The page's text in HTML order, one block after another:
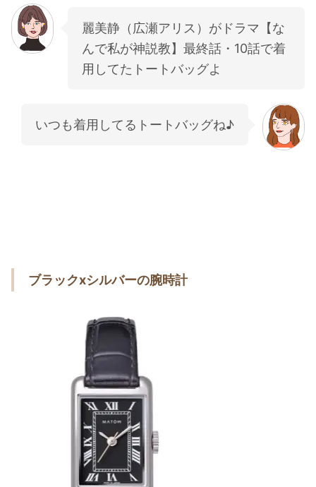
麗美静（広瀬アリス）がドラマ【な
んで私が神説教】最終話・10話で着
用してたトートバッグよ
いつも着用してるトートバッグね♪
ブラックxシルバーの腕時計